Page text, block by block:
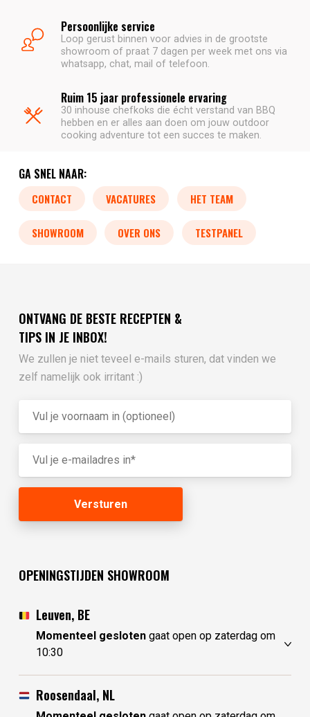
Persoonlijke service
Loop gerust binnen voor advies in de grootste
showroom of praat 7 dagen per week met ons via
whatsapp, chat, mail of telefoon.
Ruim 15 jaar professionele ervaring
30 inhouse chefkoks die écht verstand van BBQ
hebben en er alles aan doen om jouw outdoor
cooking adventure tot een succes te maken.
GA SNEL NAAR:
CONTACT VACATURES HET TEAM
SHOWROOM OVER ONS TESTPANEL
ONTVANG DE BESTE RECEPTEN &
TIPS IN JE INBOX!
We zullen je niet teveel e-mails sturen, dat vinden we
zelf namelijk ook irritant :)
OPENINGSTIJDEN SHOWROOM
Leuven, BE
Momenteel geslotengaat open op zaterdag om
10:30
vrijdag
10:30 - 17:30
zaterdag
zondag
gesloten
Roosendaal, NL